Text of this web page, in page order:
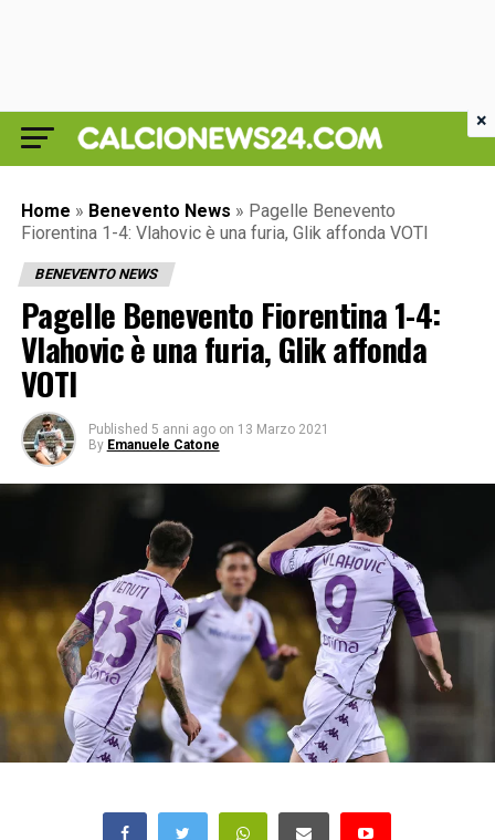
Home » Benevento News » Pagelle Benevento
Fiorentina 1-4: Vlahovic è una furia, Glik affonda VOTI
BENEVENTO NEWS
Pagelle Benevento Fiorentina 1-4:
Vlahovic è una furia, Glik affonda
VOTI
Published 5 anni ago on 13 Marzo 2021
By Emanuele Catone
×